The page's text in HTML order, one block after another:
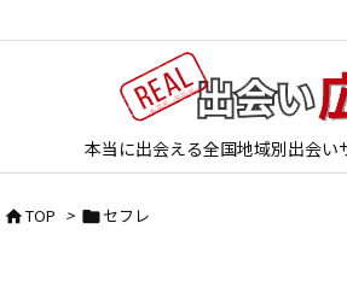
本当に出会える全国地域別出会い
TOP > セフレ